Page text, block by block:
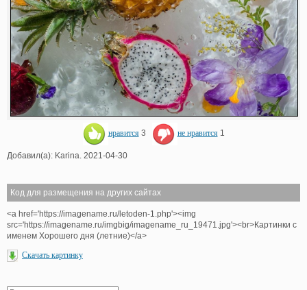
нравится 3 не нравится 1
Добавил(а): Karina. 2021-04-30
Код для размещения на других сайтах
<a href='https://imagename.ru/letoden-1.php'><img
src='https://imagename.ru/imgbig/imagename_ru_19471.jpg'><br>Картинки с
именем Хорошего дня (летние)</a>
Скачать картинку